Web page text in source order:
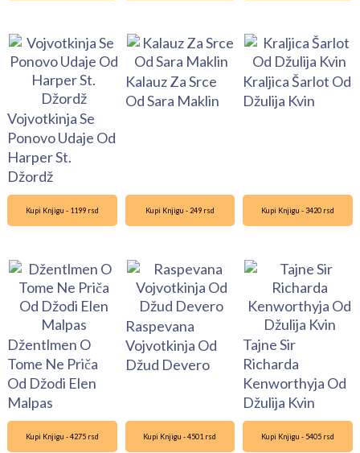
Vojvotkinja Se
Ponovo Udaje Od
Harper St.
Džordž
Kalauz Za Srce
Od Sara Maklin
Kraljica Šarlot Od
Džulija Kvin
Kupi Knjigu - 1199 rsd
Džentlmen O
Tome Ne Priča
Od Džodi Elen
Malpas
Kupi Knjigu - 249 rsd
Raspevana
Vojvotkinja Od
Džud Devero
Kupi Knjigu - 3420 rsd
Tajne Sir
Richarda
Kenworthyja Od
Džulija Kvin
Kupi Knjigu - 4275 rsd Kupi Knjigu - 4501 rsd Kupi Knjigu - 5405 rsd